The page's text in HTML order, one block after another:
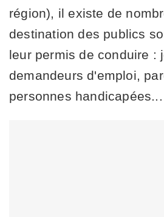
région), il existe de
destination des publics
leur permis de conduire :
demandeurs d'emploi,
personnes handicapées...